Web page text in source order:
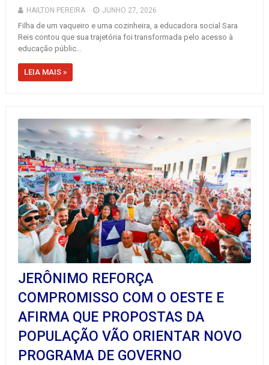
HAILTON PEREIRA JUNHO 27, 2026
Filha de um vaqueiro e uma cozinheira, a educadora social Sara
Reis contou que sua trajetória foi transformada pelo acesso à
educação públic...
LEIA MAIS »
JERÔNIMO REFORÇA
COMPROMISSO COM O OESTE E
AFIRMA QUE PROPOSTAS DA
POPULAÇÃO VÃO ORIENTAR NOVO
PROGRAMA DE GOVERNO